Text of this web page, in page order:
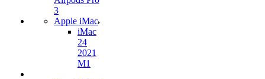
3
Apple iMac
iMac
24
2021
M1